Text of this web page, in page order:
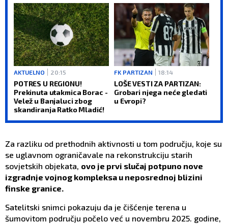
AKTUELNO 20:15
POTRES U REGIONU!
Prekinuta utakmica Borac -
Velež u Banjaluci zbog
skandiranja Ratko Mladić!
FK PARTIZAN 18:14
LOŠE VESTI ZA PARTIZAN:
Grobari njega neće gledati
u Evropi?
Za razliku od prethodnih aktivnosti u tom području, koje su
se uglavnom ograničavale na rekonstrukciju starih
sovjetskih objekata, ovo je prvi slučaj potpuno nove
izgradnje vojnog kompleksa u neposrednoj blizini
finske granice.
Satelitski snimci pokazuju da je čišćenje terena u
šumovitom području počelo već u novembru 2025. godine,